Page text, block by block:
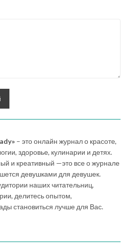
– это онлайн журнал о красоте,
здоровье, кулинарии и детях.
и креативный —это все о журнале
девушками для девушек.
наших читательниц,
делитесь опытом,
становиться лучше для Вас.